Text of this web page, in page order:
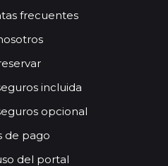
frecuentes
incluida
opcional
de pago
del portal